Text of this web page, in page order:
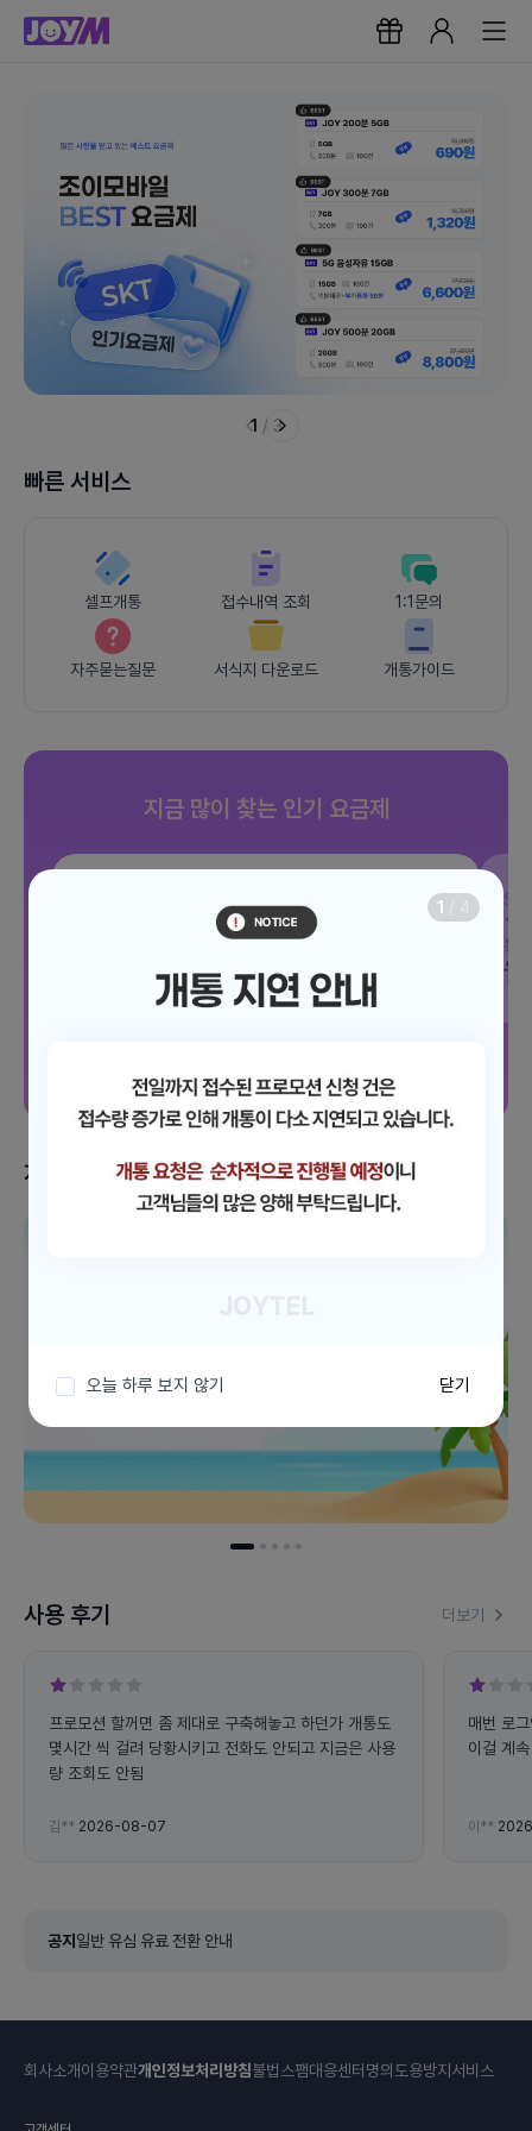
1 / 3
빠른 서비스
셀프개통 접수내역 조회 1:1문의
자주묻는질문 서식지 다운로드 개통가이드
지금 많이 찾는 인기 요금제
JOY 500분 30GB
문자 100건
월 12,100원/ 평생할인
통
사용 후기 더보기
프로모션 할꺼면 좀 제대로 구축해놓고 하던가 개통도
몇시간 씩 걸려 당황시키고 전화도 안되고 지금은 사용
량 조회도 안됨
김** 2026-08-07
매번 로
이걸 계
이**
지금 받을 수 있는 혜택 이벤트 더보기
공지 일반 유심 유료 전환 안내
회사소개이용약관개인정보처리방침불법스팸대응센터 명의도용방지서비스
오늘 하루 보지 않기 닫기
1